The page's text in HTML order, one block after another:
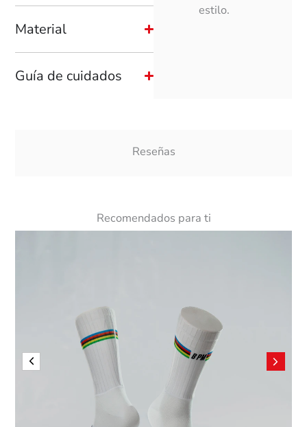
Material
Guía de cuidados
estilo.
Reseñas
Recomendados para ti